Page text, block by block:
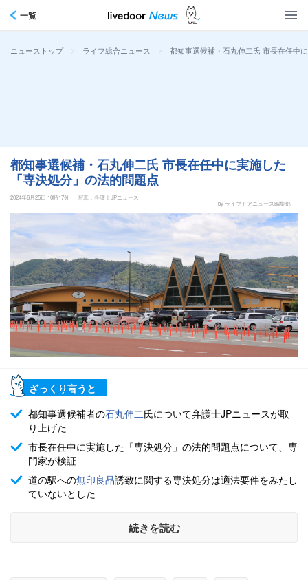
一覧
ニューストップ > ライフ総合ニュース > 都知事選候補・石丸伸二氏 市長在任中
都知事選候補・石丸伸二氏 市長在任中に実施した
「専決処分」の法的問題点
2024年6月25日 10時17分
写真：弁護士JPニュース
by ライブドアニュース編集部
ざっくり言うと
都知事選候補者の石丸伸二氏について弁護士JPニュースが取
り上げた
市長在任中に実施した「専決処分」の法的問題点について、専
門家が検証
道の駅への無印良品誘致に関する専決処分は適法要件をみたし
ていないとした
続きを読む